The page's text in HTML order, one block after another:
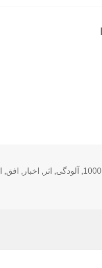
برچسب‌ها
1000
, آلودگی, اثر , اخبار , افق,